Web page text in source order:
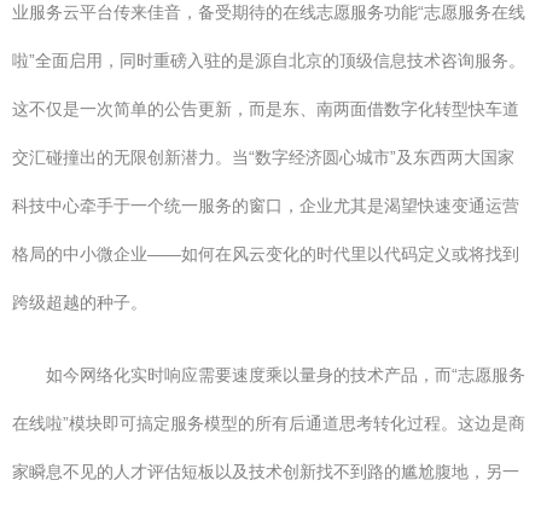
业服务云平台传来佳音，备受期待的在线志愿服务功能“志愿服务在线
啦”全面启用，同时重磅入驻的是源自北京的顶级信息技术咨询服务。
这不仅是一次简单的公告更新，而是东、南两面借数字化转型快车道
交汇碰撞出的无限创新潜力。当“数字经济圆心城市”及东西两大国家
科技中心牵手于一个统一服务的窗口，企业尤其是渴望快速变通运营
格局的中小微企业——如何在风云变化的时代里以代码定义或将找到
跨级超越的种子。
如今网络化实时响应需要速度乘以量身的技术产品，而“志愿服务
在线啦”模块即可搞定服务模型的所有后通道思考转化过程。这边是商
家瞬息不见的人才评估短板以及技术创新找不到路的尴尬腹地，另一